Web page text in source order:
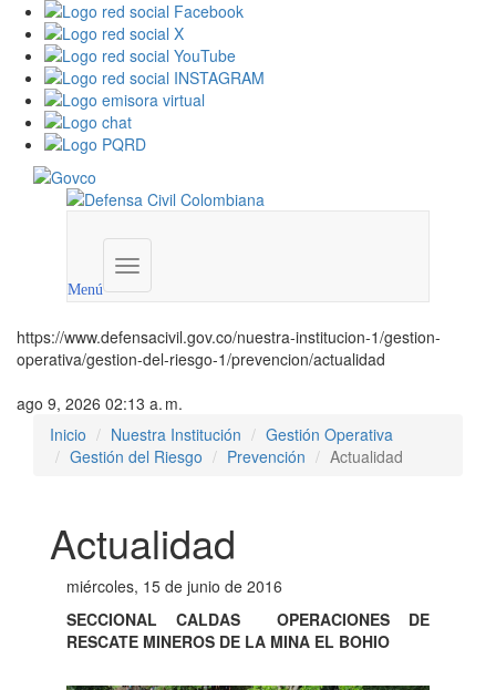
Menú
Menú
institucional
https://www.defensacivil.gov.co/nuestra-institucion-1/gestion-
operativa/gestion-del-riesgo-1/prevencion/actualidad
ago 9, 2026 02:13 a. m.
Inicio
Nuestra Institución
Gestión Operativa
Gestión del Riesgo
Prevención Actualidad
Actualidad
miércoles, 15 de junio de 2016
SECCIONAL CALDAS OPERACIONES DE
RESCATE MINEROS DE LA MINA EL BOHIO